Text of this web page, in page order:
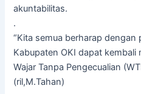
akuntabilitas.
.
“Kita semua berharap dengan
Kabupaten OKI dapat kembali
Wajar Tanpa Pengecualian
(ril,M.Tahan)